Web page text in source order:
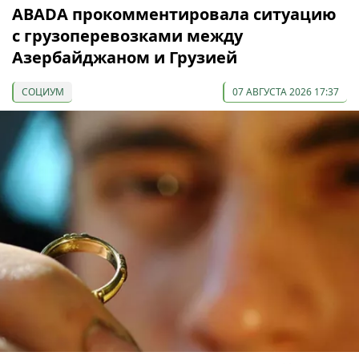
ABADA прокомментировала ситуацию
с грузоперевозками между
Азербайджаном и Грузией
СОЦИУМ 07 АВГУСТА 2026 17:37